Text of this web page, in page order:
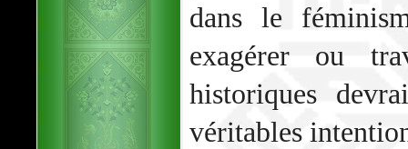
dans le
exagérer ou
historiques
véritables